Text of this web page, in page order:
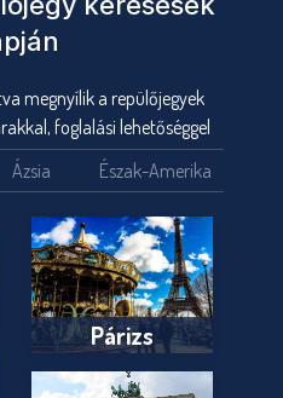
megnyílik a repülőjegyek
foglalási lehetőséggel
Ázsia Észak-Amerika
Párizs